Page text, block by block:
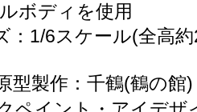
ボディを使用
：1/6スケール(全高
型製作：千鶴(鶴の館)